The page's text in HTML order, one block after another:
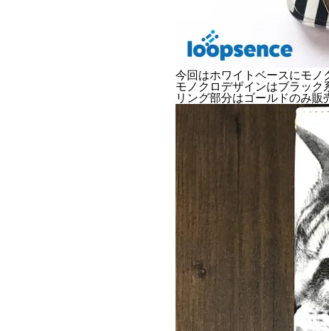
今回はホワイトベースにモノ
モノクロデザインはブラック
リング部分はゴールドのみ販